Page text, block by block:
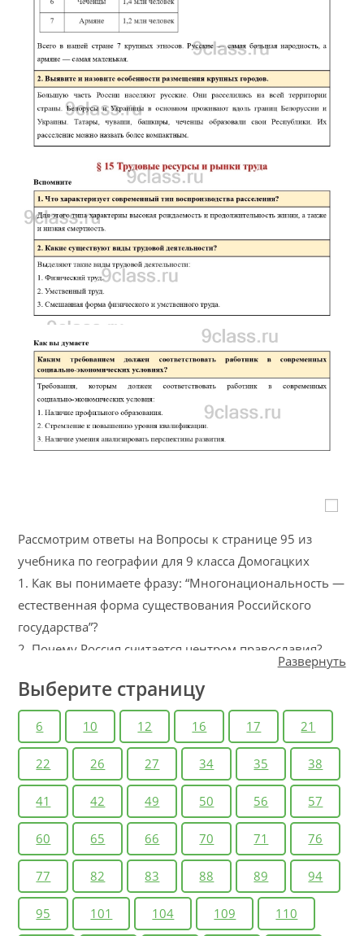
Развернуть
Рассмотрим ответы на Вопросы к странице 95 из
учебника по географии для 9 класса Домогацких
1. Как вы понимаете фразу: “Многонациональность —
естественная форма существования Российского
государства”?
2. Почему Россия считается центром православия?
3. С чем связано широкое распространение ислама на
территории России?
4. Какие народы живут на территории вашего
региона?
1. Представьте тематическую информацию,
изображенную на рисунке 36, в виде таблицы,
столбчатой диаграммы. Сформулируйте вывод по
содержанию иллюстрации.
2. Выявите и назовите особенности размещения
крупных городов.
1. Что характеризует современный тип
Выберите страницу
6 10 12 16 17 21
22 26 27 34 35 38
41 42 49 50 56 57
60 65 66 70 71 76
77 82 83 88 89 94
95 101 104 109 110